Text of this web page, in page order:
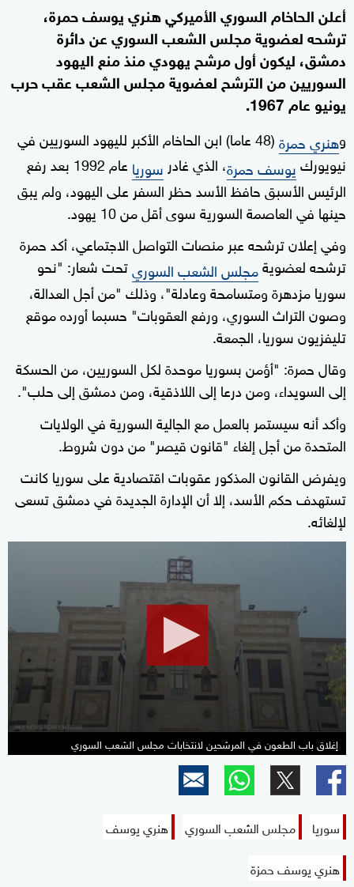
أعلن الحاخام السوري الأميركي هنري يوسف حمرة،
ترشحه لعضوية مجلس الشعب السوري عن دائرة
دمشق، ليكون أول مرشح يهودي منذ منع اليهود
السوريين من الترشح لعضوية مجلس الشعب عقب حرب
يونيو عام 1967.
وهنري حمرة
(48 عاما) ابن الحاخام الأكبر لليهود السوريين في
نيويوركيوسف حمرة، الذي غادر سوريا
عام 1992 بعد رفع
الرئيس الأسبق حافظ الأسد حظر السفر على اليهود، ولم يبق
حينها في العاصمة السورية سوى أقل من 10 يهود.
وفي إعلان ترشحه عبر منصات التواصل الاجتماعي، أكد حمرة
ترشحه لعضويةمجلس الشعب السوريتحت شعار: "نحو
سوريا مزدهرة ومتسامحة وعادلة"، وذلك "من أجل العدالة،
وصون التراث السوري، ورفع العقوبات" حسبما أورده موقع
تليفزيون سوريا، الجمعة.
وقال حمرة: "أؤمن بسوريا موحدة لكل السوريين، من الحسكة
إلى السويداء، ومن درعا إلى اللاذقية، ومن دمشق إلى حلب".
وأكد أنه سيستمر بالعمل مع الجالية السورية في الولايات
المتحدة من أجل إلغاء "قانون قيصر" من دون شروط.
ويفرض القانون المذكور عقوبات اقتصادية على سوريا كانت
تستهدف حكم الأسد، إلا أن الإدارة الجديدة في دمشق تسعى
لإلغائه.
minute,
seconds
إغلاق باب الطعون في المرشحين لانتخابات مجلس الشعب السوري
سوريا مجلس الشعب السوري
هنري يوسف
هنري يوسف حمزة